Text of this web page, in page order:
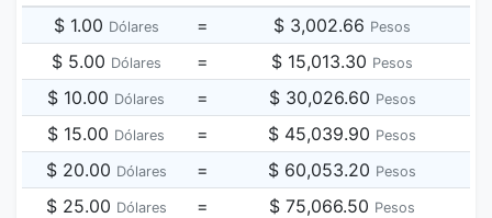
$ 1.00 Dólares = $ 3,002.66 Pesos
$ 5.00 Dólares = $ 15,013.30 Pesos
$ 10.00 Dólares = $ 30,026.60 Pesos
$ 15.00 Dólares = $ 45,039.90 Pesos
$ 20.00 Dólares = $ 60,053.20 Pesos
$ 25.00 Dólares = $ 75,066.50 Pesos